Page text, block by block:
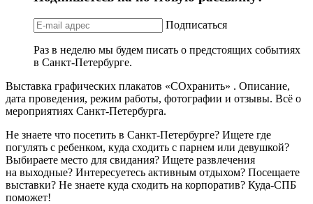
Подписаться
Раз в неделю мы будем писать о предстоящих событиях
в Санкт-Петербурге.
Выставка графических плакатов «СОхранить» . Описание,
дата проведения, режим работы, фотографии и отзывы. Всё о
мероприятиях Санкт-Петербурга.
Не знаете что посетить в Санкт-Петербурге? Ищете где
погулять с ребенком, куда сходить с парнем или девушкой?
Выбираете место для свидания? Ищете развлечения
на выходные? Интересуетесь активным отдыхом? Посещаете
выставки? Не знаете куда сходить на корпоратив? Куда-СПБ
поможет!